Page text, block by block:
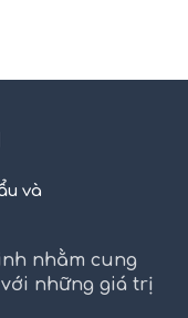
và
nhằm cung
những giá trị